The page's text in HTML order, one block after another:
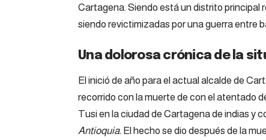
Cartagena. Siendo está un distrito
siendo revictimizadas por una guerra entre
Una dolorosa crónica de la
El inició de año para el actual alcalde de
recorrido con la muerte de con el atentado
Tusi en la ciudad de Cartagena de indias y
Antioquia. El hecho se dio después de la